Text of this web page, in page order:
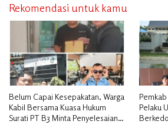
Rekomendasi untuk kamu
Belum Capai Kesepakatan, Warga
Kabil Bersama Kuasa Hukum
Surati PT B3 Minta Penyelesaian
Pelaku